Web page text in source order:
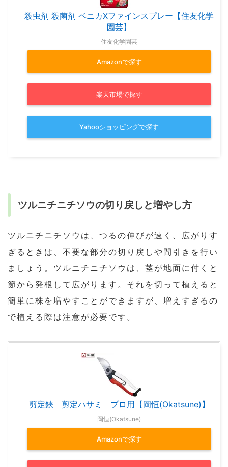
殺虫剤 殺菌剤 ベニカXファインスプレー【住友化学
園芸】
住友化学園芸
Amazonで探す
楽天市場で探す
Yahooショッピングで探す
ツルニチニチソウの切り戻しと増やし方
ツルニチニチソウは、つるの伸びが速く、広がりす
ぎるときは、不要な部分の切り戻しや間引きを行い
ましょう。ツルニチニチソウは、茎が地面に付くと
節から発根して広がります。それを切って植えると
簡単に株を増やすことができますが、増えすぎるの
で植える際は注意が必要です。
剪定鋏 剪定ハサミ プロ用【岡恒(Okatsune)】
岡恒(Okatsune)
Amazonで探す